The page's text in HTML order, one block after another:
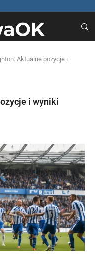
Aktualne pozycje i
i wyniki